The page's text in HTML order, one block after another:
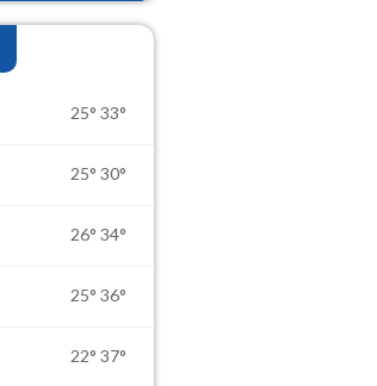
25° 33°
25° 30°
26° 34°
25° 36°
22° 37°